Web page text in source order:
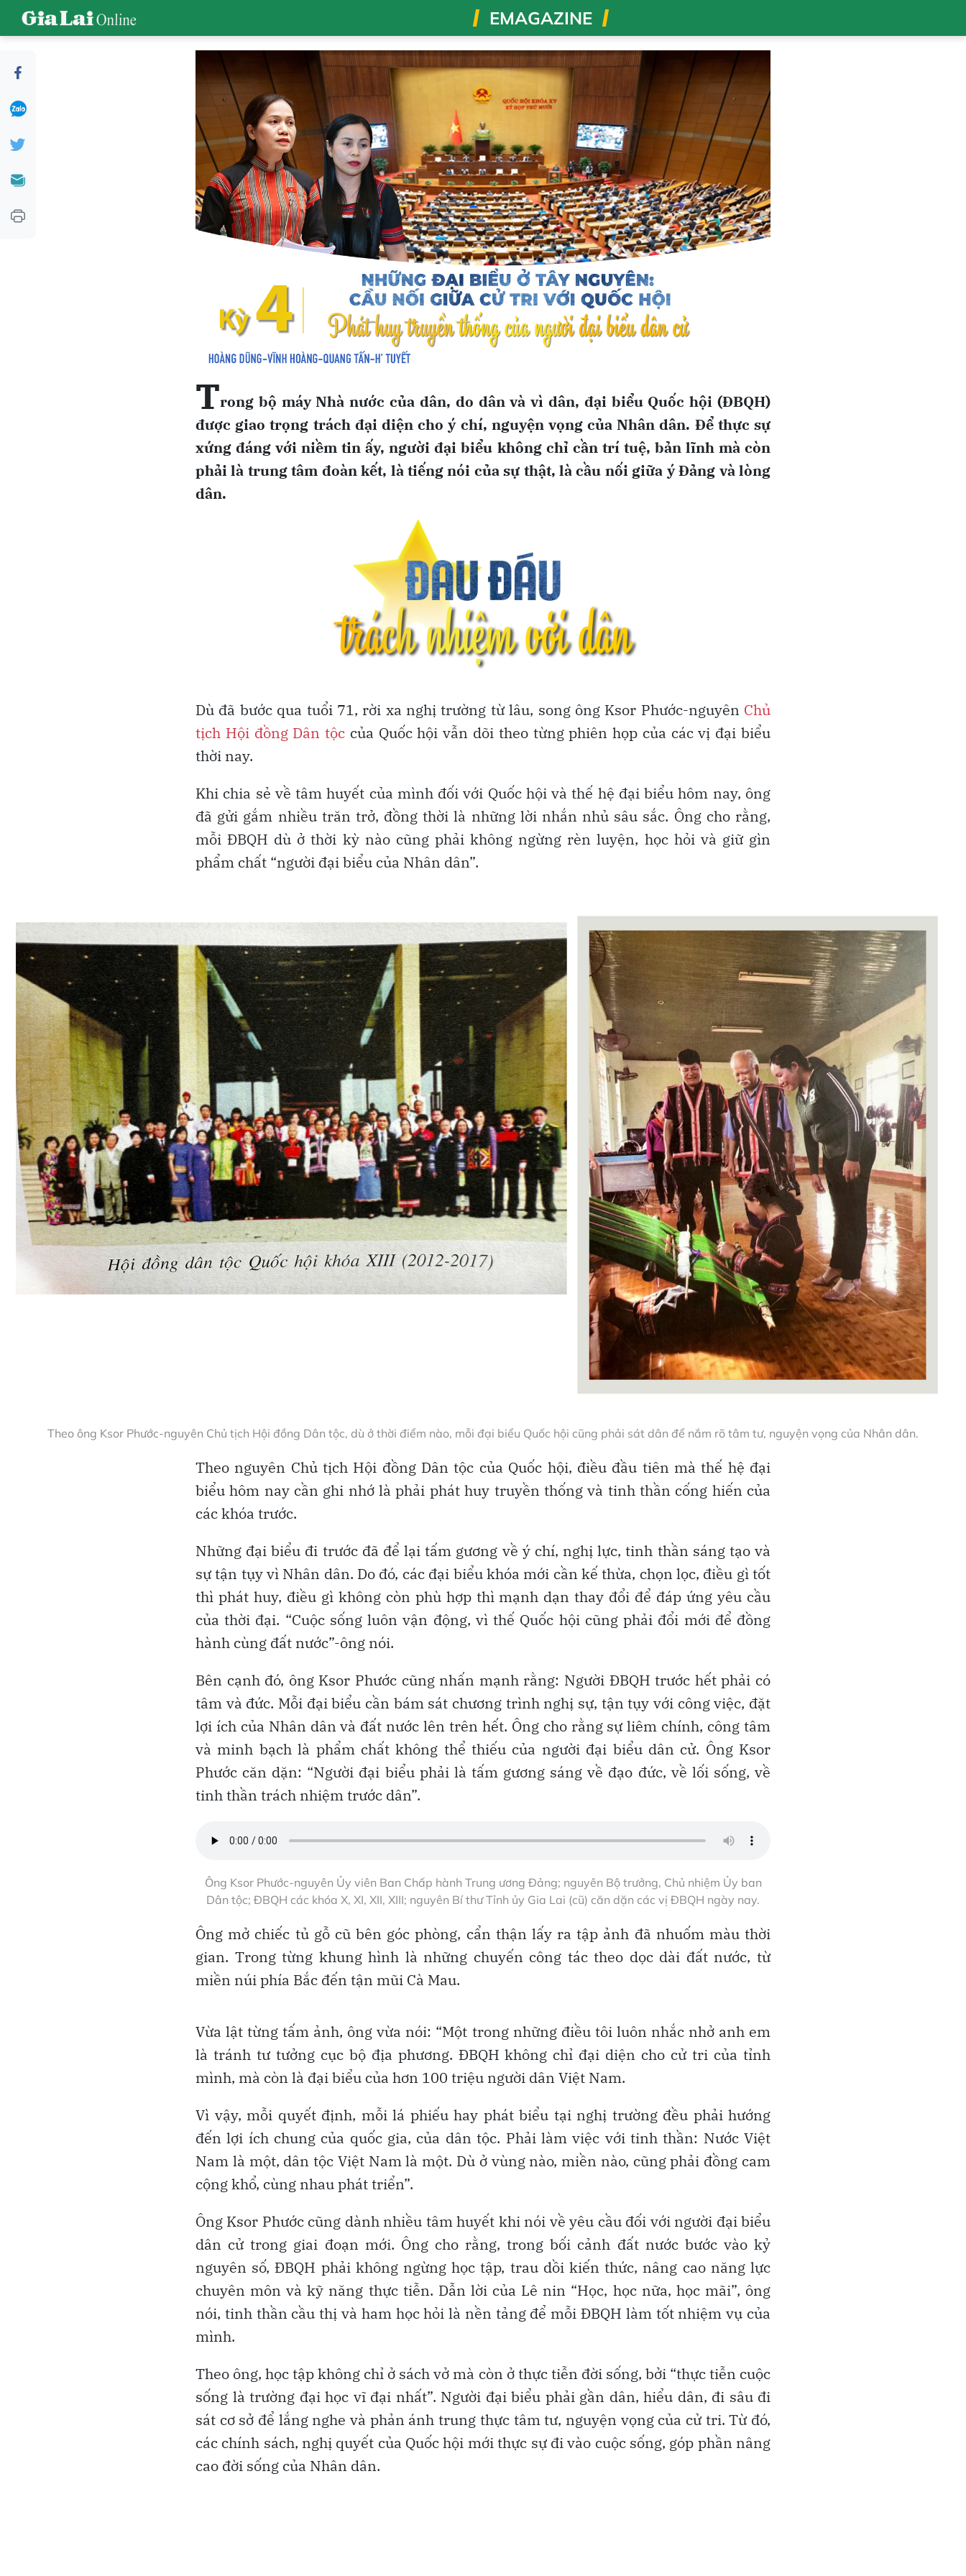
EMAGAZINE
Trong bộ máy Nhà nước của dân, do dân và vì dân, đại biểu Quốc hội (ĐBQH)
được giao trọng trách đại diện cho ý chí, nguyện vọng của Nhân dân. Để thực sự
xứng đáng với niềm tin ấy, người đại biểu không chỉ cần trí tuệ, bản lĩnh mà còn
phải là trung tâm đoàn kết, là tiếng nói của sự thật, là cầu nối giữa ý Đảng và lòng
dân.
Dù đã bước qua tuổi 71, rời xa nghị trường từ lâu, song ông Ksor Phước-nguyên Chủ
tịch Hội đồng Dân tộc của Quốc hội vẫn dõi theo từng phiên họp của các vị đại biểu
thời nay.
Khi chia sẻ về tâm huyết của mình đối với Quốc hội và thế hệ đại biểu hôm nay, ông
đã gửi gắm nhiều trăn trở, đồng thời là những lời nhắn nhủ sâu sắc. Ông cho rằng,
mỗi ĐBQH dù ở thời kỳ nào cũng phải không ngừng rèn luyện, học hỏi và giữ gìn
phẩm chất “người đại biểu của Nhân dân”.
Theo ông Ksor Phước-nguyên Chủ tịch Hội đồng Dân tộc, dù ở thời điểm nào, mỗi đại biểu Quốc hội cũng phải sát dân để nắm rõ tâm tư, nguyện vọng của Nhân dân.
Theo nguyên Chủ tịch Hội đồng Dân tộc của Quốc hội, điều đầu tiên mà thế hệ đại
biểu hôm nay cần ghi nhớ là phải phát huy truyền thống và tinh thần cống hiến của
các khóa trước.
Những đại biểu đi trước đã để lại tấm gương về ý chí, nghị lực, tinh thần sáng tạo và
sự tận tụy vì Nhân dân. Do đó, các đại biểu khóa mới cần kế thừa, chọn lọc, điều gì tốt
thì phát huy, điều gì không còn phù hợp thì mạnh dạn thay đổi để đáp ứng yêu cầu
của thời đại. “Cuộc sống luôn vận động, vì thế Quốc hội cũng phải đổi mới để đồng
hành cùng đất nước”-ông nói.
Bên cạnh đó, ông Ksor Phước cũng nhấn mạnh rằng: Người ĐBQH trước hết phải có
tâm và đức. Mỗi đại biểu cần bám sát chương trình nghị sự, tận tụy với công việc, đặt
lợi ích của Nhân dân và đất nước lên trên hết. Ông cho rằng sự liêm chính, công tâm
và minh bạch là phẩm chất không thể thiếu của người đại biểu dân cử. Ông Ksor
Phước căn dặn: “Người đại biểu phải là tấm gương sáng về đạo đức, về lối sống, về
tinh thần trách nhiệm trước dân”.
Ông Ksor Phước-nguyên Ủy viên Ban Chấp hành Trung ương Đảng; nguyên Bộ trưởng, Chủ nhiệm Ủy ban
Dân tộc; ĐBQH các khóa X, XI, XII, XIII; nguyên Bí thư Tỉnh ủy Gia Lai (cũ) căn dặn các vị ĐBQH ngày nay.
Ông mở chiếc tủ gỗ cũ bên góc phòng, cẩn thận lấy ra tập ảnh đã nhuốm màu thời
gian. Trong từng khung hình là những chuyến công tác theo dọc dài đất nước, từ
miền núi phía Bắc đến tận mũi Cà Mau.
Vừa lật từng tấm ảnh, ông vừa nói: “Một trong những điều tôi luôn nhắc nhở anh em
là tránh tư tưởng cục bộ địa phương. ĐBQH không chỉ đại diện cho cử tri của tỉnh
mình, mà còn là đại biểu của hơn 100 triệu người dân Việt Nam.
Vì vậy, mỗi quyết định, mỗi lá phiếu hay phát biểu tại nghị trường đều phải hướng
đến lợi ích chung của quốc gia, của dân tộc. Phải làm việc với tinh thần: Nước Việt
Nam là một, dân tộc Việt Nam là một. Dù ở vùng nào, miền nào, cũng phải đồng cam
cộng khổ, cùng nhau phát triển”.
Ông Ksor Phước cũng dành nhiều tâm huyết khi nói về yêu cầu đối với người đại biểu
dân cử trong giai đoạn mới. Ông cho rằng, trong bối cảnh đất nước bước vào kỷ
nguyên số, ĐBQH phải không ngừng học tập, trau dồi kiến thức, nâng cao năng lực
chuyên môn và kỹ năng thực tiễn. Dẫn lời của Lê nin “Học, học nữa, học mãi”, ông
nói, tinh thần cầu thị và ham học hỏi là nền tảng để mỗi ĐBQH làm tốt nhiệm vụ của
mình.
Theo ông, học tập không chỉ ở sách vở mà còn ở thực tiễn đời sống, bởi “thực tiễn cuộc
sống là trường đại học vĩ đại nhất”. Người đại biểu phải gần dân, hiểu dân, đi sâu đi
sát cơ sở để lắng nghe và phản ánh trung thực tâm tư, nguyện vọng của cử tri. Từ đó,
các chính sách, nghị quyết của Quốc hội mới thực sự đi vào cuộc sống, góp phần nâng
cao đời sống của Nhân dân.